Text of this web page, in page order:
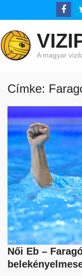
A magyar
Címke:
Női Eb –